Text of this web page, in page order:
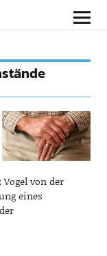
von der
eines